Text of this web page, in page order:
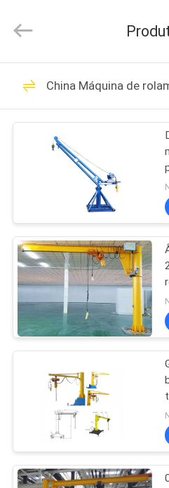
CASA
PRODUTOS
EXCURSÃO
DA
FÁBRICA
CONTROLE
DA
QUALIDADE
CONTACTE-
Crane
Machinery
All
Reserved.
Grua
corda de
talha
corrente
grua
China Máquina de